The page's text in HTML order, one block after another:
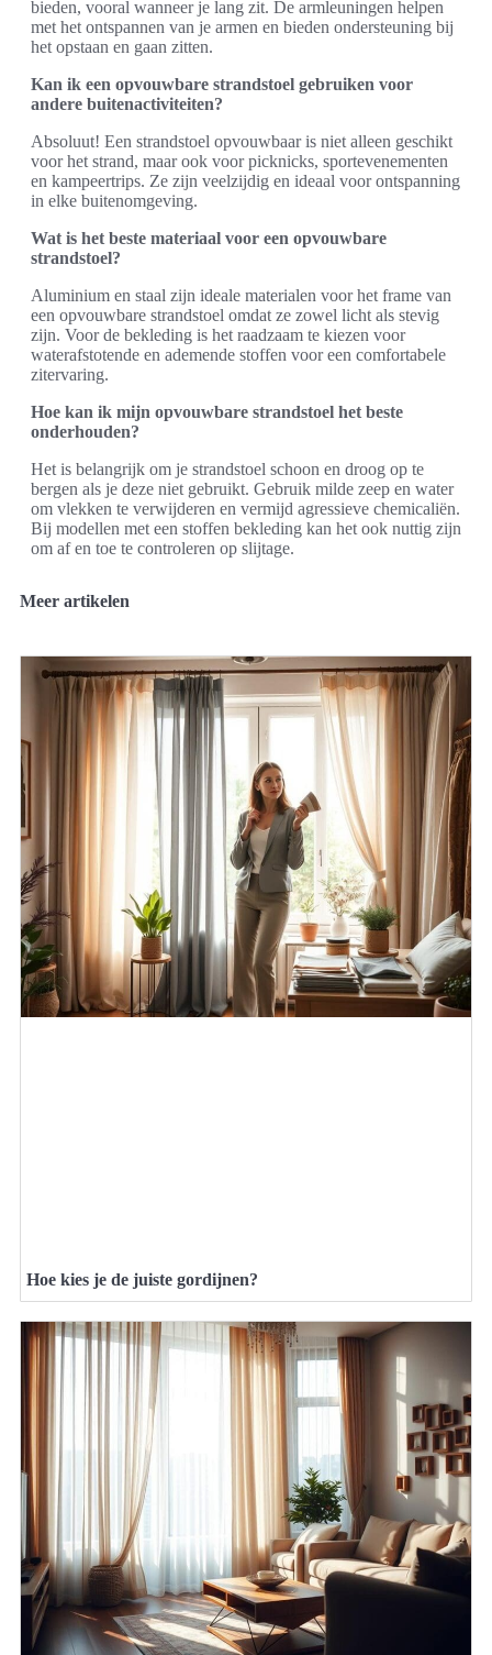
bieden, vooral wanneer je lang zit. De armleuningen helpen
met het ontspannen van je armen en bieden ondersteuning bij
het opstaan en gaan zitten.
Kan ik een opvouwbare strandstoel gebruiken voor
andere buitenactiviteiten?
Absoluut! Een strandstoel opvouwbaar is niet alleen geschikt
voor het strand, maar ook voor picknicks, sportevenementen
en kampeertrips. Ze zijn veelzijdig en ideaal voor ontspanning
in elke buitenomgeving.
Wat is het beste materiaal voor een opvouwbare
strandstoel?
Aluminium en staal zijn ideale materialen voor het frame van
een opvouwbare strandstoel omdat ze zowel licht als stevig
zijn. Voor de bekleding is het raadzaam te kiezen voor
waterafstotende en ademende stoffen voor een comfortabele
zitervaring.
Hoe kan ik mijn opvouwbare strandstoel het beste
onderhouden?
Het is belangrijk om je strandstoel schoon en droog op te
bergen als je deze niet gebruikt. Gebruik milde zeep en water
om vlekken te verwijderen en vermijd agressieve chemicaliën.
Bij modellen met een stoffen bekleding kan het ook nuttig zijn
om af en toe te controleren op slijtage.
Meer artikelen
Hoe kies je de juiste gordijnen?